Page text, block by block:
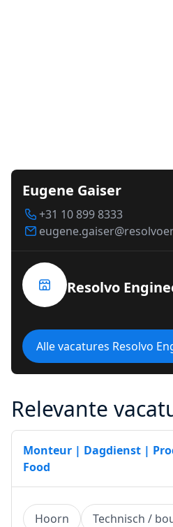
Eugene Gaiser
+31 10 899 8333
Resolvo
Alle vacatures Resolvo
Relevante
Monteur | Dagdienst |
Food
Hoorn Technisch /